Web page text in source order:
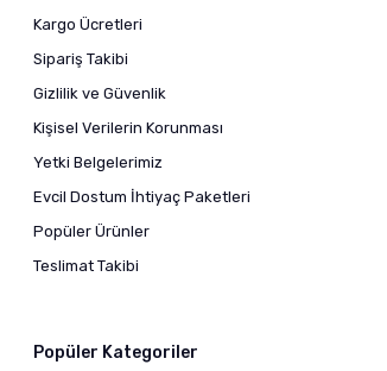
Kargo Ücretleri
Sipariş Takibi
Gizlilik ve Güvenlik
Kişisel Verilerin Korunması
Yetki Belgelerimiz
Evcil Dostum İhtiyaç Paketleri
Popüler Ürünler
Teslimat Takibi
Popüler Kategoriler